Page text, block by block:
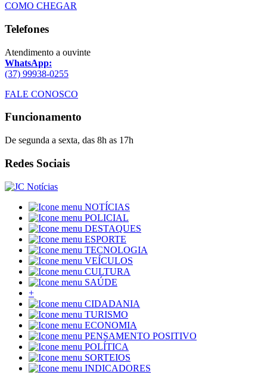
COMO CHEGAR
Telefones
Atendimento a ouvinte
WhatsApp:
(37) 99938-0255
FALE CONOSCO
Funcionamento
De segunda a sexta, das 8h as 17h
Redes Sociais
NOTÍCIAS
POLICIAL
DESTAQUES
ESPORTE
TECNOLOGIA
VEÍCULOS
CULTURA
SAÚDE
+
CIDADANIA
TURISMO
ECONOMIA
PENSAMENTO POSITIVO
POLÍTICA
SORTEIOS
INDICADORES